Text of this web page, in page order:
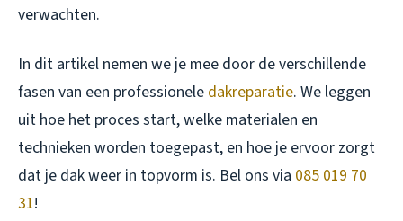
verwachten.
In dit artikel nemen we je mee door de verschillende
fasen van een professionele dakreparatie. We leggen
uit hoe het proces start, welke materialen en
technieken worden toegepast, en hoe je ervoor zorgt
dat je dak weer in topvorm is. Bel ons via 085 019 70
31!